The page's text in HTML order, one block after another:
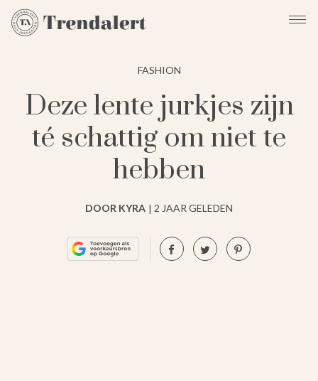
FASHION
Deze lente jurkjes zijn
té schattig om niet te
hebben
DOOR KYRA 2 JAAR GELEDEN